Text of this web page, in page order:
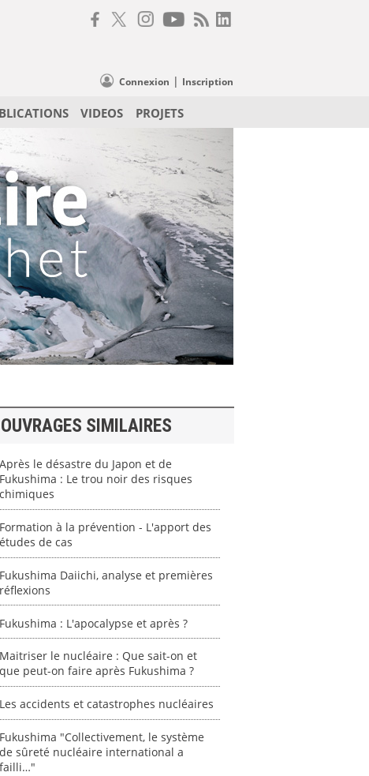
Connexion | Inscription
VIDEOS PROJETS
OUVRAGES SIMILAIRES
Après le désastre du Japon et de
Fukushima : Le trou noir des risques
chimiques
Formation à la prévention - L'apport des
études de cas
Fukushima Daiichi, analyse et premières
réflexions
Fukushima : L'apocalypse et après ?
Maitriser le nucléaire : Que sait-on et
que peut-on faire après Fukushima ?
Les accidents et catastrophes nucléaires
Fukushima "Collectivement, le système
de sûreté nucléaire international a
failli…"